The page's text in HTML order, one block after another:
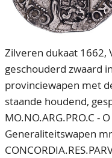
Zilveren dukaat 1662,
geschouderd zwaard
provinciewapen met
staande houdend,
MO.NO.ARG.PRO.C -
Generaliteitswapen